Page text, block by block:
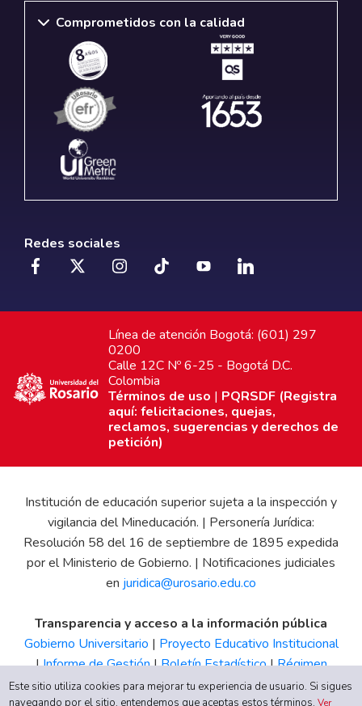
Comprometidos con la calidad
Redes sociales
Línea de atención Bogotá: (601) 297
0200
Calle 12C Nº 6-25 - Bogotá D.C.
Colombia
Términos de uso | PQRSDF (Registra
aquí: felicitaciones, quejas,
reclamos, sugerencias y derechos de
petición)
Institución de educación superior sujeta a la inspección y
vigilancia del Mineducación. | Personería Jurídica:
Resolución 58 del 16 de septiembre de 1895 expedida
por el Ministerio de Gobierno. | Notificaciones judiciales
en juridica@urosario.edu.co
Transparencia y acceso a la información pública
Gobierno Universitario | Proyecto Educativo Institucional
|Informe de Gestión|Boletín Estadístico|Régimen
Tributario|Estados Financieros |Código de Ética| Canal
Este sitio utiliza cookies para mejorar tu experiencia de usuario. Si sigues
navegando por el sitio, entendemos que aceptas estos términos.Ver